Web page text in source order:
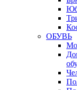
ОБУВЬ